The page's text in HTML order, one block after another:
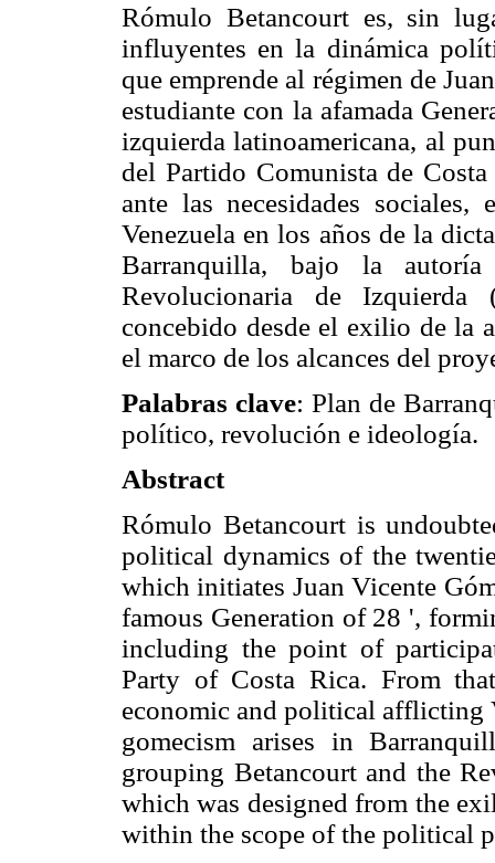
Rómulo Betancourt es, sin
influyentes en la dinámica
que emprende al régimen de
estudiante con la afamada
izquierda latinoamericana, al
del Partido Comunista de
ante las necesidades
Venezuela en los años de la
Barranquilla, bajo la
Revolucionaria de
concebido desde el exilio de la
el marco de los alcances del
Palabras clave: Plan de
político, revolución e ideología.
Abstract
Rómulo Betancourt is
political dynamics of the
which initiates Juan Vicente
famous Generation of 28 ',
including the point of
Party of Costa Rica. From
economic and political afflicting
gomecism arises in
grouping Betancourt and the
which was designed from the
within the scope of the political